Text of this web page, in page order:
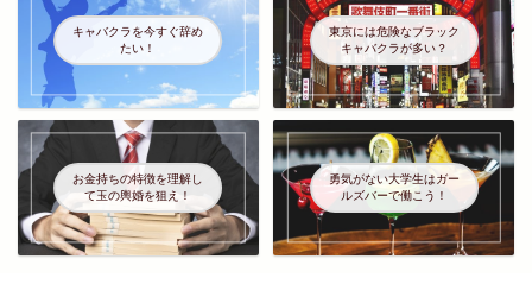
キャバクラを今すぐ辞め
たい！
東京には危険なブラック
キャバクラが多い？
お金持ちの特徴を理解し
て玉の輿婚を狙え！
勇気がない大学生はガー
ルズバーで働こう！